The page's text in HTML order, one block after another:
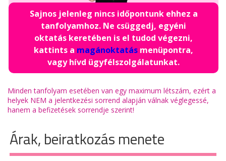
Sajnos jelenleg nincs időpontunk ehhez a
tanfolyamhoz. Ne csüggedj, egyéni
oktatás keretében is el tudod végezni,
kattints a magánoktatás menüpontra,
vagy hívd ügyfélszolgálatunkat.
Minden tanfolyam esetében van egy maximum létszám, ezért a
helyek NEM a jelentkezési sorrend alapján válnak véglegessé,
hanem a befizetések sorrendje szerint!
Árak, beiratkozás menete